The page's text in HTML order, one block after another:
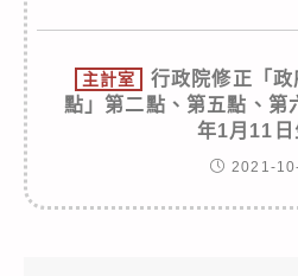
主計室
行政院修正「
點」第二點、第五點、第
年1月11日
2021-